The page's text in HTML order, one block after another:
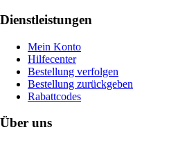
Dienstleistungen
Mein Konto
Hilfecenter
Bestellung verfolgen
Bestellung zurückgeben
Rabattcodes
Über uns